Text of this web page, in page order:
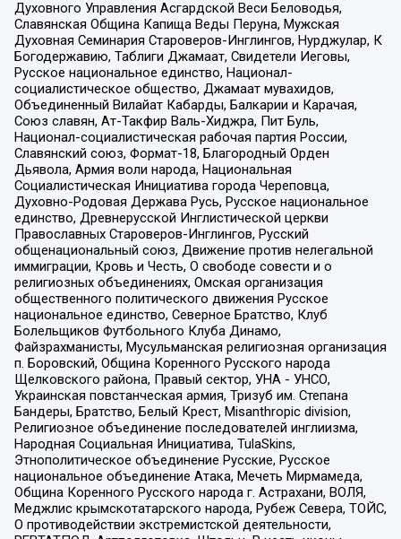
Духовного Управления Асгардской Веси Беловодья,
Славянская Община Капища Веды Перуна, Мужская
Духовная Семинария Староверов-Инглингов, Нурджулар, К
Богодержавию, Таблиги Джамаат, Свидетели Иеговы,
Русское национальное единство, Национал-
социалистическое общество, Джамаат мувахидов,
Объединенный Вилайат Кабарды, Балкарии и Карачая,
Союз славян, Ат-Такфир Валь-Хиджра, Пит Буль,
Национал-социалистическая рабочая партия России,
Славянский союз, Формат-18, Благородный Орден
Дьявола, Армия воли народа, Национальная
Социалистическая Инициатива города Череповца,
Духовно-Родовая Держава Русь, Русское национальное
единство, Древнерусской Инглистической церкви
Православных Староверов-Инглингов, Русский
общенациональный союз, Движение против нелегальной
иммиграции, Кровь и Честь, О свободе совести и о
религиозных объединениях, Омская организация
общественного политического движения Русское
национальное единство, Северное Братство, Клуб
Болельщиков Футбольного Клуба Динамо,
Файзрахманисты, Мусульманская религиозная организация
п. Боровский, Община Коренного Русского народа
Щелковского района, Правый сектор, УНА - УНСО,
Украинская повстанческая армия, Тризуб им. Степана
Бандеры, Братство, Белый Крест, Misanthropic division,
Религиозное объединение последователей инглиизма,
Народная Социальная Инициатива, TulaSkins,
Этнополитическое объединение Русские, Русское
национальное объединение Атака, Мечеть Мирмамеда,
Община Коренного Русского народа г. Астрахани, ВОЛЯ,
Меджлис крымскотатарского народа, Рубеж Севера, ТОЙС,
О противодействии экстремистской деятельности,